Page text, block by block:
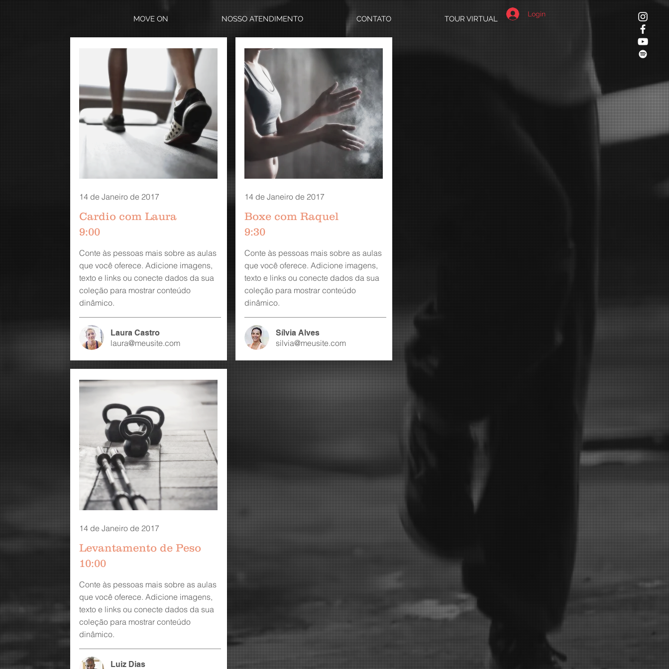
MOVE ON NOSSO ATENDIMENTO CONTATO TOUR VIRTUAL
Login
14 de Janeiro de 2017
Cardio com Laura
9:00
Conte às pessoas mais sobre as aulas
que você oferece. Adicione imagens,
texto e links ou conecte dados da sua
coleção para mostrar conteúdo
dinâmico.
laura@meusite.com
Laura Castro
14 de Janeiro de 2017
Boxe com Raquel
9:30
Conte às pessoas mais sobre as aulas
que você oferece. Adicione imagens,
texto e links ou conecte dados da sua
coleção para mostrar conteúdo
dinâmico.
silvia@meusite.com
Sílvia Alves
14 de Janeiro de 2017
Levantamento de Peso
10:00
Conte às pessoas mais sobre as aulas
que você oferece. Adicione imagens,
texto e links ou conecte dados da sua
coleção para mostrar conteúdo
dinâmico.
Luiz Dias